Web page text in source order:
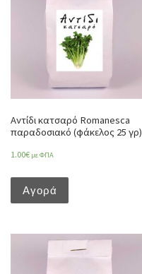
Αντίδι κατσαρό Romanesca
παραδοσιακό (φάκελος 25 γρ)
1.00€ με ΦΠΑ
Αγορά